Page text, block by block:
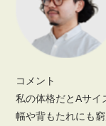
コメント
私の体格だとAサイ
幅や背もたれにも